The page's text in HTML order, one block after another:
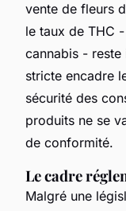
vente de fleurs
le taux de THC
cannabis - reste
stricte encadre
sécurité des
produits ne se
de conformité.
Le cadre
Malgré une